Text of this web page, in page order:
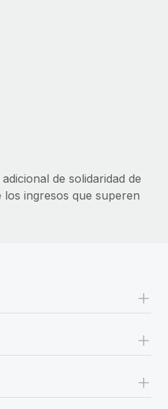
de solidaridad de
ingresos que superen
+
+
+